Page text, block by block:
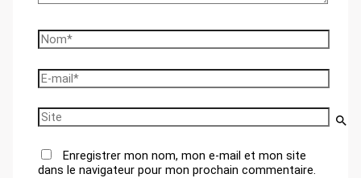
Nom*
E-
mail*
Site
Enregistrer mon nom, mon e-mail et mon site
dans le navigateur pour mon prochain commentaire.